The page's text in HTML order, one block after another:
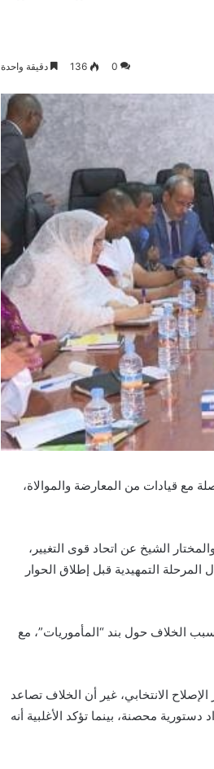
0
136 دقيقة واحدة
مع قيادات من المعارضة والموالاة،
الشيخ عن اتحاد قوى التغيير،
التمهيدية قبل إطلاق الحوار
الخلاف حول بند “المأموريات”، مع
الانتخابي، غير أن الخلاف تصاعد
محصنة، بينما تؤكد الأغلبية أنه